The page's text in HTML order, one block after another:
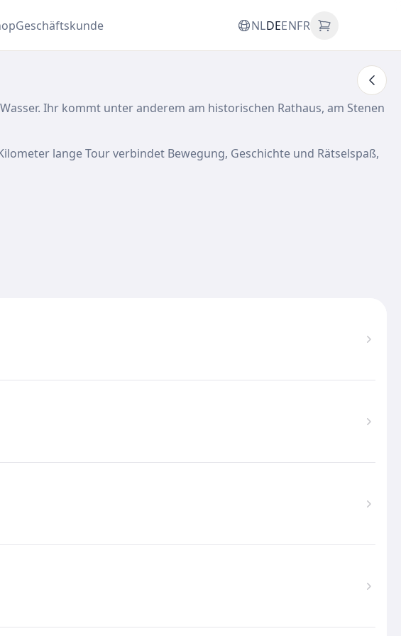
Geschäftskunde NLDEENFR
Ihr kommt unter anderem am historischen Rathaus, am Stenen
lange Tour verbindet Bewegung, Geschichte und Rätselspaß,